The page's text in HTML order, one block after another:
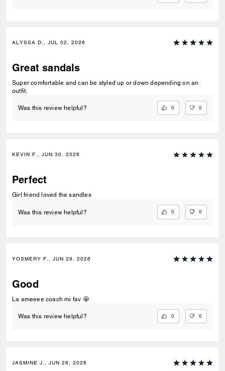
ALYSSA D., JUL 02, 2026
Great sandals
Super comfortable and can be styled up or down depending on an
outfit.
Was this review helpful? 0 0
KEVIN F., JUN 30, 2026
Perfect
Girl friend loved the sandles
Was this review helpful? 0 0
YOSMERY F., JUN 29, 2026
Good
La ameeee coach mi fav 🤩
Was this review helpful? 0 0
JASMINE J., JUN 28, 2026